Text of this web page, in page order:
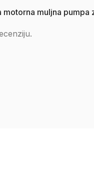
muljna pumpa